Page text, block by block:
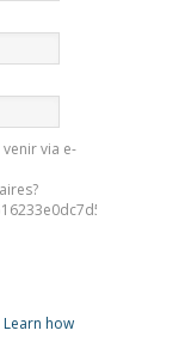
via e-
Learn how